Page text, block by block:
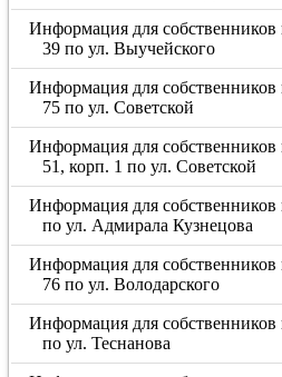
Информация для
39 по ул. Выучейского
Информация для
75 по ул. Советской
Информация для
51, корп. 1 по ул. Советской
Информация для
по ул. Адмирала Кузнецова
Информация для
76 по ул. Володарского
Информация для
по ул. Теснанова